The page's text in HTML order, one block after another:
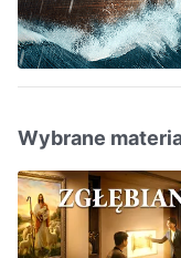
Wybrane